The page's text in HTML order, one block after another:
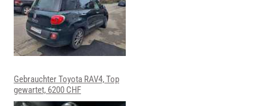
Gebrauchter Toyota RAV4, Top
gewartet, 6200 CHF